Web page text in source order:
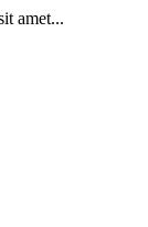
amet...